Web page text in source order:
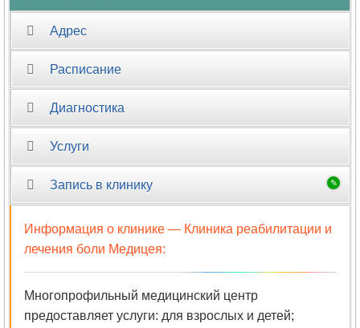
хирургия
Маммология
терапия
Массаж
Микология
Неврология
Адрес
Расписание
Диагностика
Услуги
Запись в клинику
Информация о клинике — Клиника реабилитации и
лечения боли Медицея:
Многопрофильный медицинский центр
предоставляет услуги: для взрослых и детей;